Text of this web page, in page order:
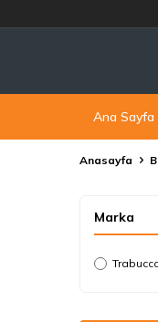
Ana Sayfa
Anasayfa
Marka